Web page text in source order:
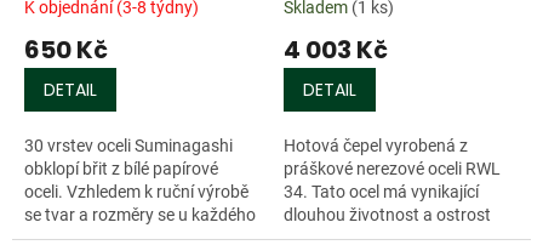
K objednání (3-8 týdny)
650 Kč
DETAIL
30 vrstev oceli Suminagashi
obklopí břit z bílé papírové
oceli. Vzhledem k ruční výrobě
se tvar a rozměry se u každého
kusu mohou mírně lišit. Tvrdost
Skladem (1 ks)
4 003 Kč
DETAIL
Hotová čepel vyrobená z
práškové nerezové oceli RWL
34. Tato ocel má vynikající
dlouhou životnost a ostrost
hran a ostří a je proto ideální